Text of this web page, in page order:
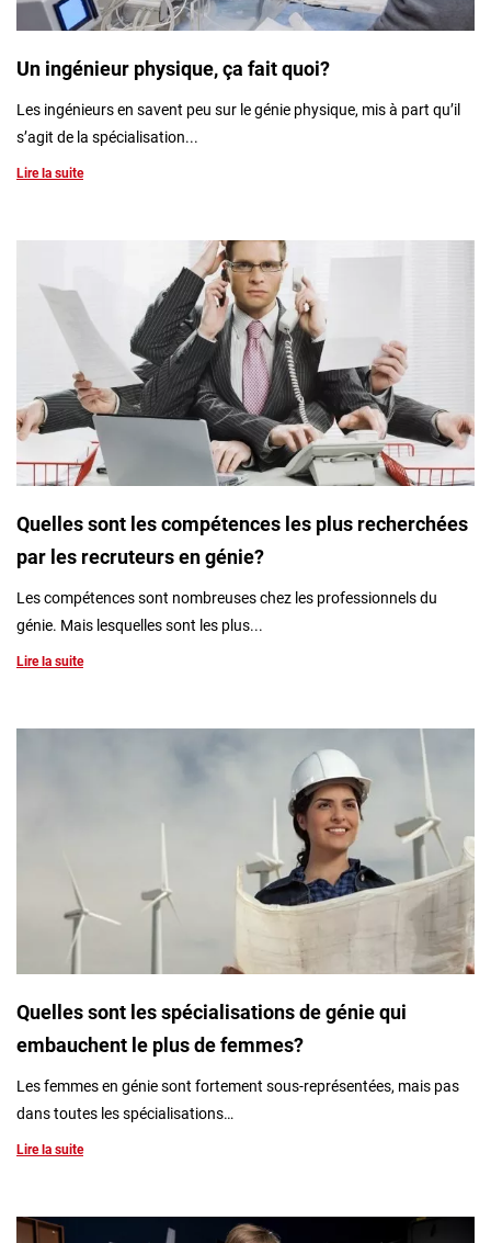
Un ingénieur physique, ça fait quoi?
Les ingénieurs en savent peu sur le génie physique, mis à part qu’il
s’agit de la spécialisation...
Lire la suite
Quelles sont les compétences les plus recherchées
par les recruteurs en génie?
Les compétences sont nombreuses chez les professionnels du
génie. Mais lesquelles sont les plus...
Lire la suite
Quelles sont les spécialisations de génie qui
embauchent le plus de femmes?
Les femmes en génie sont fortement sous-représentées, mais pas
dans toutes les spécialisations…
Lire la suite